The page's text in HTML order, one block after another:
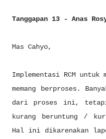
Tanggapan 13 - Anas
Mas Cahyo,
Implementasi RCM
memang berproses.
dari proses ini,
kurang beruntung /
Hal ini dikarenakan